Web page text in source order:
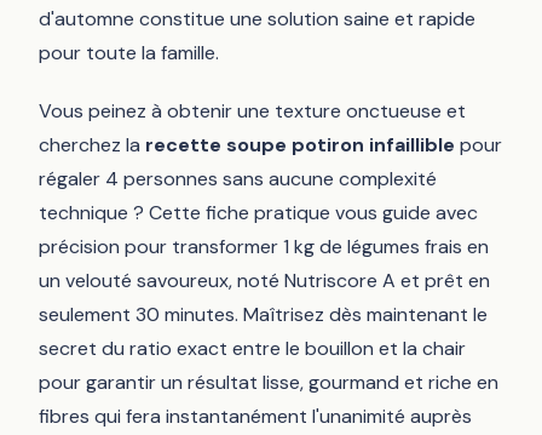
d'automne constitue une solution saine et rapide
pour toute la famille.
Vous peinez à obtenir une texture onctueuse et
cherchez la recette soupe potiron infaillible pour
régaler 4 personnes sans aucune complexité
technique ? Cette fiche pratique vous guide avec
précision pour transformer 1 kg de légumes frais en
un velouté savoureux, noté Nutriscore A et prêt en
seulement 30 minutes. Maîtrisez dès maintenant le
secret du ratio exact entre le bouillon et la chair
pour garantir un résultat lisse, gourmand et riche en
fibres qui fera instantanément l'unanimité auprès